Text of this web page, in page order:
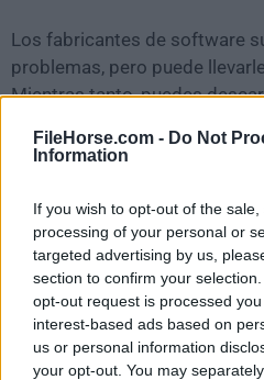
FileHorse.com - Do Not
Information
If you wish to opt-out of the
processing of your personal or
targeted advertising by us,
section to confirm your
opt-out request is processed
interest-based ads based on
us or personal information
your opt-out. You may
Los fabricantes de software
problemas, pero puede
Mientras tanto, puedes
reciente de LibreOffice (64-
simplemente hazclic aquí .
Todas las versiones
sitio web son
disponibles para su